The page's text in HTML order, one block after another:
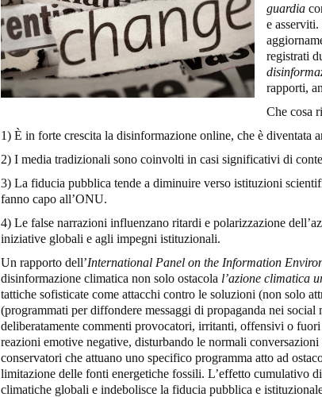
guardia
e
registrati
rapporti,
Che cosa
1) È in forte crescita la disinformazione online, che è diventata
2) I media tradizionali sono coinvolti in casi significativi di
3) La fiducia pubblica tende a diminuire verso istituzioni
fanno capo all’ONU.
4) Le false narrazioni influenzano ritardi e polarizzazione
iniziative globali e agli impegni istituzionali.
Un rapporto dell’International Panel on the Information
disinformazione climatica non solo ostacola l’azione climatica
tattiche sofisticate come attacchi contro le soluzioni (non solo
(programmati per diffondere messaggi di propaganda nei social
deliberatamente commenti provocatori, irritanti, offensivi o
reazioni emotive negative, disturbando le normali conversazioni
conservatori che attuano uno specifico programma atto ad
limitazione delle fonti energetiche fossili. L’effetto cumulativo
climatiche globali e indebolisce la fiducia pubblica e